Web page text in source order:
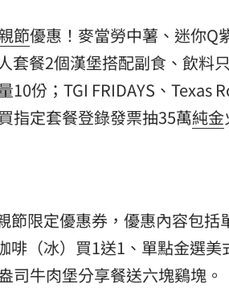
節優惠！麥當勞中薯、迷你Q
套餐2個漢堡搭配副食、飲料
份；TGI FRIDAYS、Texas
指定套餐登錄發票抽35萬純金
節限定優惠券，優惠內容包括
（冰）買1送1、單點金選美
司牛肉堡分享餐送六塊鷄塊。